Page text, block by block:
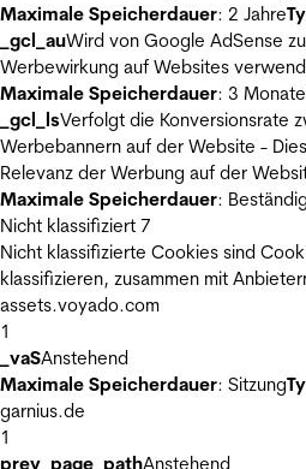
Maximale Speicherdauer: 2 Jahre
_gcl_auWird von Google AdSense
Werbewirkung auf Websites
Maximale Speicherdauer: 3 Monate
_gcl_lsVerfolgt die Konversionsrate
Werbebannern auf der Website -
Relevanz der Werbung auf der
Maximale Speicherdauer: Beständig
Nicht klassifiziert 7
Nicht klassifizierte Cookies sind
klassifizieren, zusammen mit
assets.voyado.com
1
_vaSAnstehend
Maximale Speicherdauer: Sitzung
garnius.de
1
prev_page_pathAnstehend